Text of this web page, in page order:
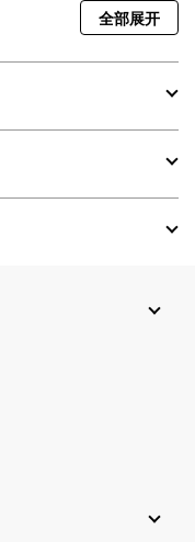
全部展开